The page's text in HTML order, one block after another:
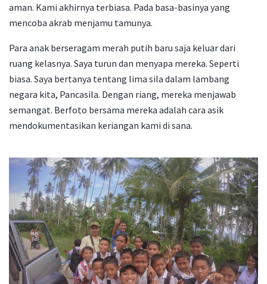
aman. Kami akhirnya terbiasa. Pada basa-basinya yang
mencoba akrab menjamu tamunya.
Para anak berseragam merah putih baru saja keluar dari
ruang kelasnya. Saya turun dan menyapa mereka. Seperti
biasa. Saya bertanya tentang lima sila dalam lambang
negara kita, Pancasila. Dengan riang, mereka menjawab
semangat. Berfoto bersama mereka adalah cara asik
mendokumentasikan keriangan kami di sana.